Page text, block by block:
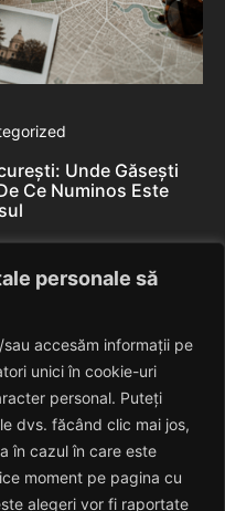
personale să
accesăm informații pe
unici în cookie-uri
personal. Puteți
dvs. făcând clic mai jos,
în cazul în care este
moment pe pagina cu
alegeri vor fi raportate
Unde Găsești
Ce Numinos Este
10, 2026